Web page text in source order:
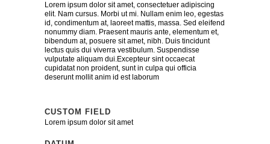
Lorem ipsum dolor sit amet, consectetuer adipiscing
elit. Nam cursus. Morbi ut mi. Nullam enim leo, egestas
id, condimentum at, laoreet mattis, massa. Sed eleifend
nonummy diam. Praesent mauris ante, elementum et,
bibendum at, posuere sit amet, nibh. Duis tincidunt
lectus quis dui viverra vestibulum. Suspendisse
vulputate aliquam dui.Excepteur sint occaecat
cupidatat non proident, sunt in culpa qui officia
deserunt mollit anim id est laborum
CUSTOM FIELD
Lorem ipsum dolor sit amet